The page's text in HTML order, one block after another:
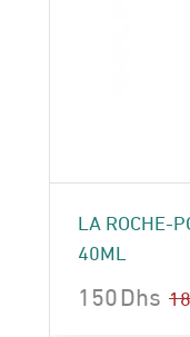
LA ROCHE-
40ML
150Dhs